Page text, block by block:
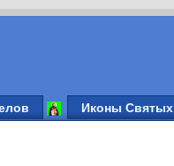
Иконы Святых